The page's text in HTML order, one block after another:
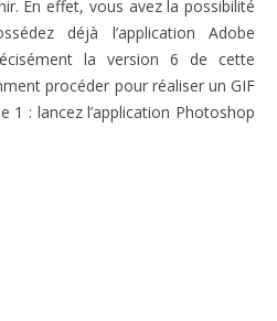
En effet, vous avez la possibilité
déjà l’application Adobe
la version 6 de cette
procéder pour réaliser un GIF
1 : lancez l’application Photoshop